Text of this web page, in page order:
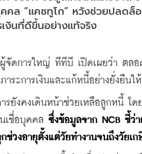
คล “แคชทูโก” หวังช่วยปลด
งินที่ดีขึ้นอย่างแท้จริง
ดการใหญ่ ทีทีบี เปิดเผยว่า ตลอ
าระการเงินและแก้หนี้อย่างยั่งยืนใ
งคงเดินหน้าช่วยเหลือลูกหนี้ โดย
เชื่อบุคคล ซึ่งข้อมูลจาก NCB ชี้ว่
วงอายุตั้งแต่วัยทำงานจนถึงวัยเ